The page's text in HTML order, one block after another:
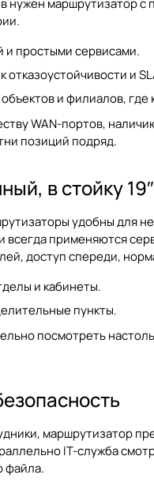
нужен маршрутизатор с
и простыми сервисами.
и
и филиалов,
WAN-портов,
позиций подряд.
в стойку 19″
удобны для
применяются
доступ спереди,
и кабинеты.
пункты.
посмотреть
маршрутизатор
IT-служба
файла.